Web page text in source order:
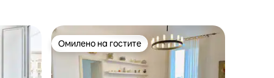
гостите“ Омилено на гостите
Омилено на гостите